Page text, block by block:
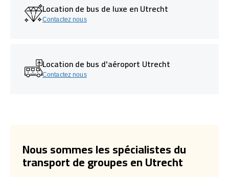
Location de bus de luxe en Utrecht
Contactez nous
Location de bus d'aéroport Utrecht
Contactez nous
Nous sommes les spécialistes du
transport de groupes en Utrecht